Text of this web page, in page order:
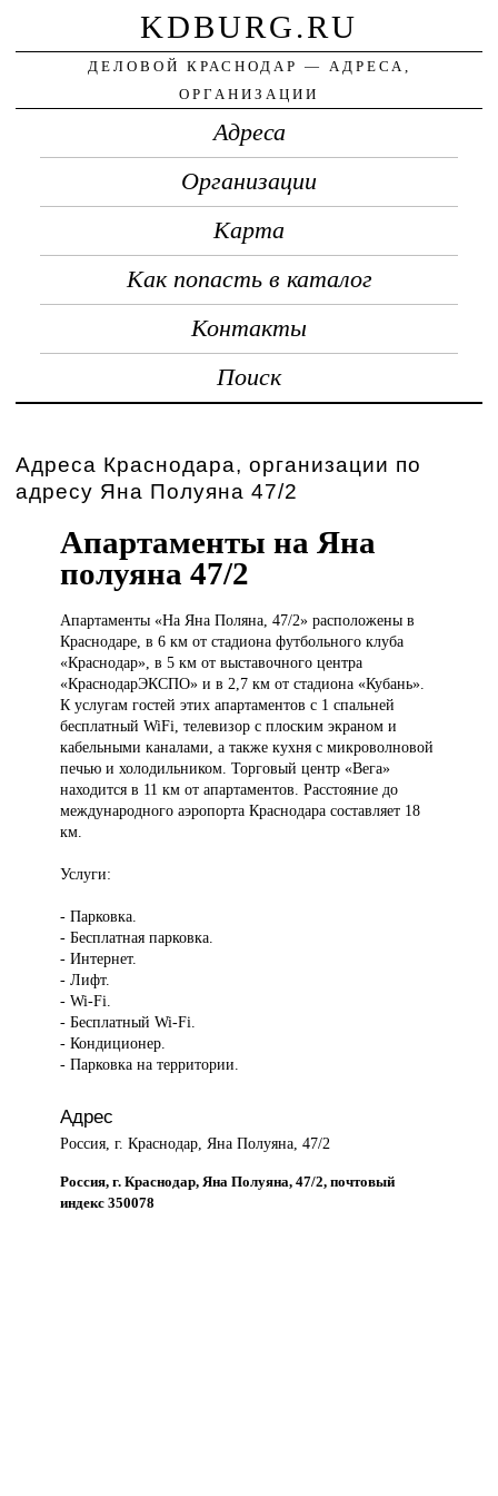
KDBURG.RU
ДЕЛОВОЙ КРАСНОДАР — АДРЕСА,
ОРГАНИЗАЦИИ
Адреса
Организации
Карта
Как попасть в каталог
Контакты
Поиск
Адреса Краснодара, организации по
адресу Яна Полуяна 47/2
Апартаменты на Яна
полуяна 47/2
Апартаменты «НаЯна Поляна, 47/2» расположены в
Краснодаре, в 6 км от стадиона футбольного клуба
«Краснодар», в 5 км от выставочного центра
«КраснодарЭКСПО» и в 2,7 км от стадиона «Кубань».
К услугам гостей этих апартаментов с 1 спальней
бесплатный WiFi, телевизор с плоским экраном и
кабельными каналами, а также кухня с микроволновой
печью и холодильником. Торговый центр «Вега»
находится в 11 км от апартаментов. Расстояние до
международного аэропорта Краснодара составляет 18
км.
Услуги:
- Парковка.
- Бесплатная парковка.
- Интернет.
- Лифт.
- Wi-Fi.
- Бесплатный Wi-Fi.
- Кондиционер.
- Парковка на территории.
Адрес
Россия, г. Краснодар, Яна Полуяна, 47/2
Россия, г. Краснодар, Яна Полуяна, 47/2, почтовый
индекс 350078